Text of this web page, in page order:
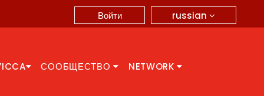
russian
Войти
СООБЩЕСТВО NETWORK